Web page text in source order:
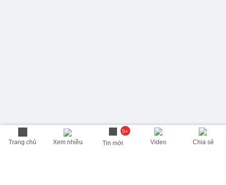
Trang chủ Xem nhiều
5+
Tin mới Video Chia sẻ